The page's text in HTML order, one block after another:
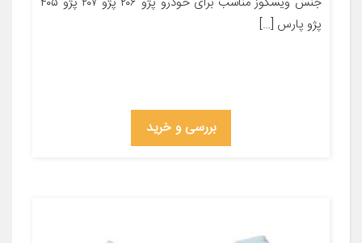
پژو پارس […]
بررسی و خرید